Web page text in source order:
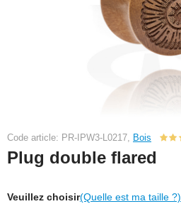
Code article: PR-IPW3-L0217, Bois
Plug double flared
Veuillez choisir(Quelle est ma taille ?)